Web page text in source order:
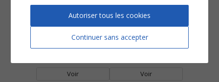
L'enfant
Voir
Toute première fois
Voir
Continuer sans accepter
Autoriser tous les cookies